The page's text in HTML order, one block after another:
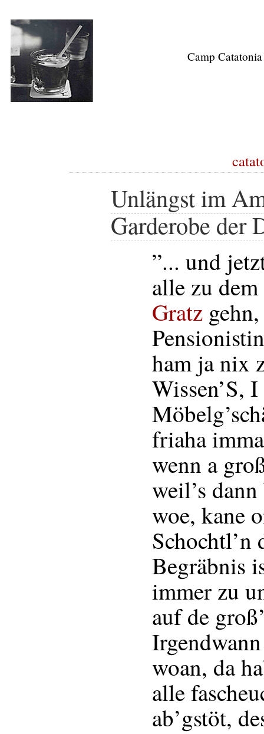
Camp Catatonia
Unlängst im
Garderobe der
”... und
alle zu
Gratz
ham ja nix
Wissen’S,
friaha
wenn a
weil’s
woe, kane
Schochtl’n
Begräbnis
immer zu
auf de
woan, da
alle
ab’gstöt,